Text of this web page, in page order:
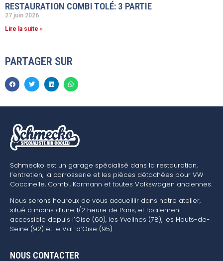
RESTAURATION COMBI TOLÉ: 3 PARTIE
27 juin 2026
Lire la suite »
PARTAGER SUR
Schmecko est un garage spécialisé dans la restauration,
l’entretien, la carrosserie et les pièces détachées pour VW
Coccinelle, Combi, Karmann et toutes Volkswagen anciennes.
Nous serons heureux de vous accueillir dans notre atelier,
situé à moins d’une 1/2 heure de Paris, et facilement
accessible depuis l’Oise (60), les Yvelines (78), les Hauts-de-
Seine (92) et le Val-d’Oise (95).
NOUS CONTACTER